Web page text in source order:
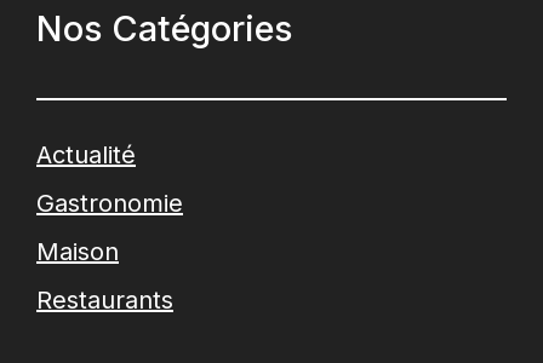
Nos Catégories
Actualité
Gastronomie
Maison
Restaurants